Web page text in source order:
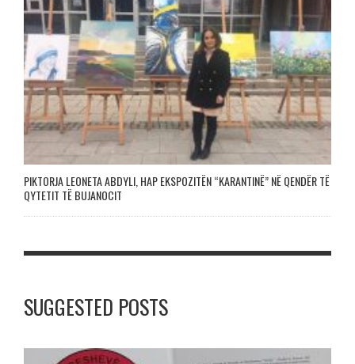
PIKTORJA LEONETA ABDYLI, HAP EKSPOZITËN “KARANTINË” NË QENDËR TË
QYTETIT TË BUJANOCIT
SUGGESTED POSTS